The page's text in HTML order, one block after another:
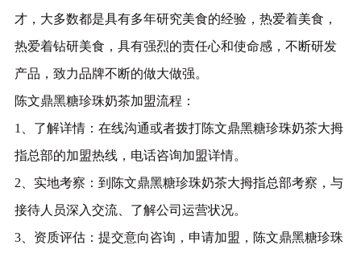
才，大多数都是具有多年研究美食的经验，热爱着美食，
热爱着钻研美食，具有强烈的责任心和使命感，不断研发
产品，致力品牌不断的做大做强。
陈文鼎黑糖珍珠奶茶加盟流程：
1、了解详情：在线沟通或者拨打陈文鼎黑糖珍珠奶茶大拇
指总部的加盟热线，电话咨询加盟详情。
2、实地考察：到陈文鼎黑糖珍珠奶茶大拇指总部考察，与
接待人员深入交流、了解公司运营状况。
3、资质评估：提交意向咨询，申请加盟，陈文鼎黑糖珍珠